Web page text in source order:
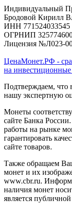
Индивидуальный
Бродовой Кирилл
ИНН 771524033545
ОГРНИП
Лицензия №Л023-
ЦенаМонет.РФ -
на
Подтверждаем, что
нашу экспертную
Монеты
сайте Банка
работы на рынке
гарантировать
сайте товаров.
Также обращаем
монет и их
www.cbr.ru.
наличия монет
является